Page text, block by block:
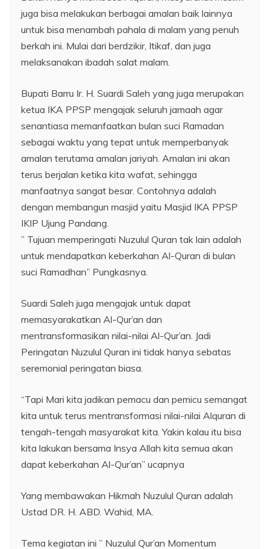
juga bisa melakukan berbagai amalan baik lainnya
untuk bisa menambah pahala di malam yang penuh
berkah ini. Mulai dari berdzikir, Itikaf, dan juga
melaksanakan ibadah salat malam.
Bupati Barru Ir. H. Suardi Saleh yang juga merupakan
ketua IKA PPSP mengajak seluruh jamaah agar
senantiasa memanfaatkan bulan suci Ramadan
sebagai waktu yang tepat untuk memperbanyak
amalan terutama amalan jariyah. Amalan ini akan
terus berjalan ketika kita wafat, sehingga
manfaatnya sangat besar. Contohnya adalah
dengan membangun masjid yaitu Masjid IKA PPSP
IKIP Ujung Pandang.
” Tujuan memperingati Nuzulul Quran tak lain adalah
untuk mendapatkan keberkahan Al-Quran di bulan
suci Ramadhan” Pungkasnya.
Suardi Saleh juga mengajak untuk dapat
memasyarakatkan Al-Qur’an dan
mentransformasikan nilai-nilai Al-Qur’an. Jadi
Peringatan Nuzulul Quran ini tidak hanya sebatas
seremonial peringatan biasa.
“Tapi Mari kita jadikan pemacu dan pemicu semangat
kita untuk terus mentransformasi nilai-nilai Alquran di
tengah-tengah masyarakat kita. Yakin kalau itu bisa
kita lakukan bersama Insya Allah kita semua akan
dapat keberkahan Al-Qur’an” ucapnya
Yang membawakan Hikmah Nuzulul Quran adalah
Ustad DR. H. ABD. Wahid, MA.
Tema kegiatan ini ” Nuzulul Qur’an Momentum